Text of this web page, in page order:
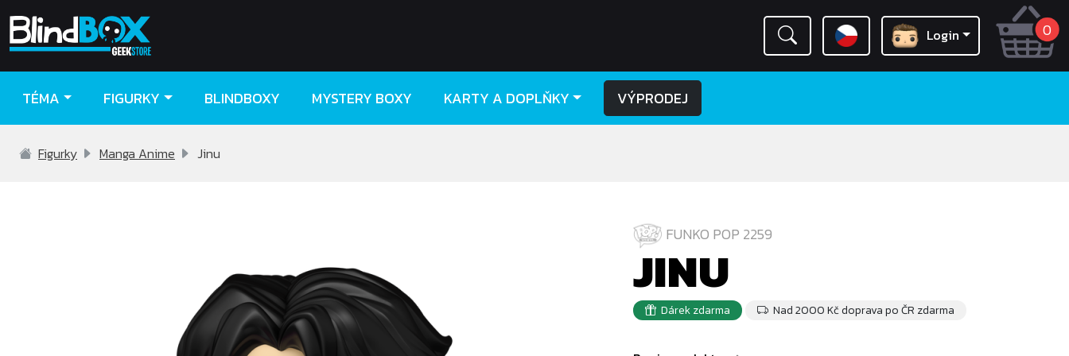
0
Login
TÉMA FIGURKY BLINDBOXY MYSTERY BOXY KARTY A DOPLŇKY VÝPRODEJ
Figurky Manga Anime Jinu
FUNKO POP 2259
JINU
Dárek zdarma Nad 2000 Kč doprava po ČR zdarma